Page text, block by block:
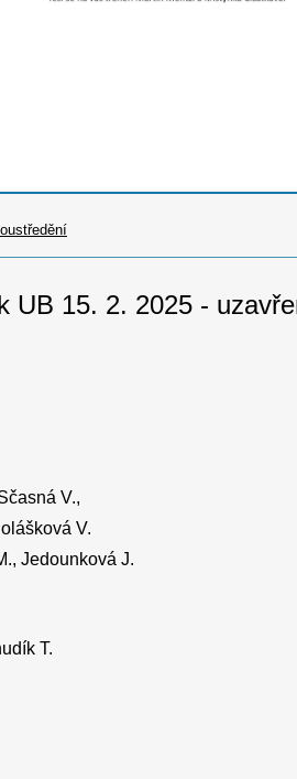
UB 15. 2. 2025 -
V.,
V.
Jedounková J.
T.